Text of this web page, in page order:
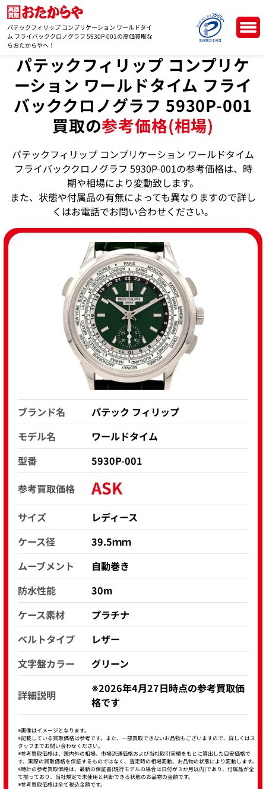
パテックフィリップ コンプリケーション ワールドタイ
ム フライバッククロノグラフ 5930P-001の高価買取な
らおたからやへ！
パテックフィリップ コンプリケ
ーション ワールドタイム フライ
バッククロノグラフ 5930P-001
買取の参考価格(相場)
パテックフィリップ コンプリケーション ワールドタイム
フライバッククロノグラフ 5930P-001の参考価格は、時
期や相場により変動致します。
また、状態や付属品の有無によっても異なりますので詳し
くはお電話でお問い合わせください。
ブランド名
パテック フィリップ
モデル名
ワールドタイム
型番
5930P-001
参考買取価格
ASK
サイズ
レディース
ケース径
39.5ｍｍ
ムーブメント
自動巻き
防水性能
30m
ケース素材
プラチナ
ベルトタイプ
レザー
文字盤カラー
グリーン
詳細説明
※2026年4月27日時点の参考買取価
格です
※画像はイメージとなります。
※記載している買取価格は参考です。また、一部買取できないお品物もございますので、詳しくはス
タッフまでお問い合わせください。
※参考買取価格は、国内外の相場、市場流通価格および当社取引実績をもとに算出した目安価格で
す。実際の買取価格を保証するものではなく、査定時の相場変動、お品物の状態により変動します。
※時計の参考買取価格は、最新の保証書(現行モデルの場合は日付が３か月以内)であり、付属品が全
て揃っており、当社規定で未使用と判断できる状態のお品物の金額です。
※参考買取価格は全て税込金額です。